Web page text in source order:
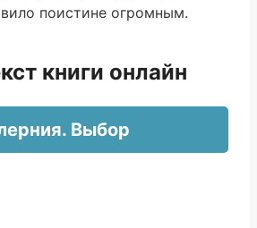
поистине огромным.
книги онлайн
Выбор